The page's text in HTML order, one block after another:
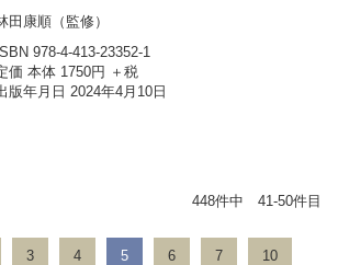
田康順 （監修）
ISBN 978-4-413-23352-1
価 本体 1750円 ＋税
版年月日 2024年4月10日
448件中 41-50件目
3 4 5 6 7 10